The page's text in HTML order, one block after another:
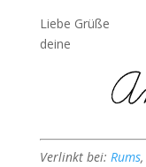
Liebe Grüße
deine
Verlinkt bei: Rums,